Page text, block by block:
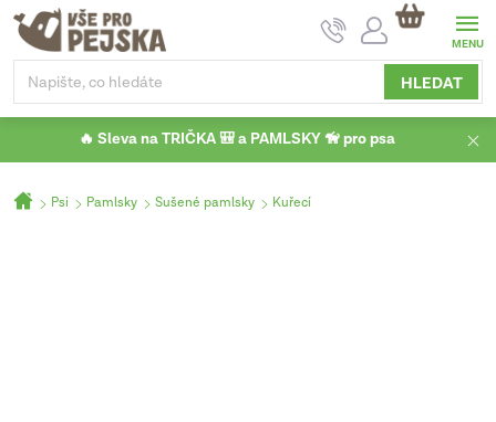
Přejít
obsah
HLEDAT
NÁKUPNÍ
KOŠÍK
🔥 Sleva na TRIČKA 🎒 a PAMLSKY 🦮 pro psa
Domů
Psi Pamlsky Sušené pamlsky Kuřecí